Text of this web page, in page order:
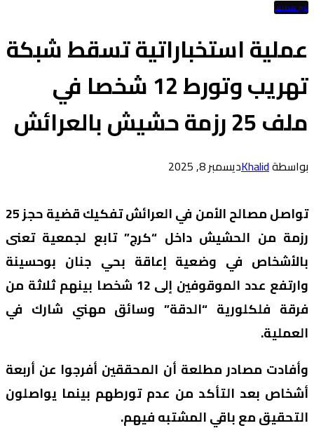
غير مصنف
عملية استخباراتية تسقط شبكة
تهريب وتورط 12 شخصا في
ملف 25 رزمة حشيش بالعرائش
بواسطةKhalidديسمبر 8, 2025
تواصل مصالح الأمن في العرائش تفكيك قضية حجز 25
رزمة من الحشيش داخل “كرج” تابع لجمعية تعنى
بالأشخاص في وضعية إعاقة بحي جنان بوحسينة
وارتفع عدد الموقوفين إلى 12 شخصا بينهم ثلاثة من
فرقة فلكلورية “الدقة” وسائق مهني شارك في
العملية.
وأفادت مصادر مطلعة أن المحققين أفرجوا عن أربعة
أشخاص بعد التأكد من عدم تورطهم بينما يواصلون
التحقيق مع باقي المشتبه فيهم.